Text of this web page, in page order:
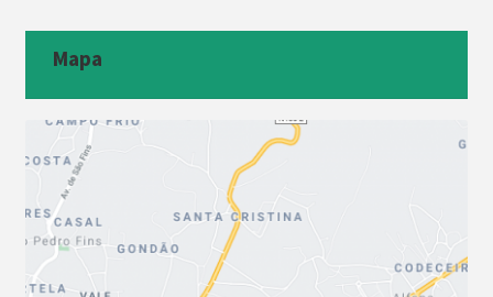
Mapa